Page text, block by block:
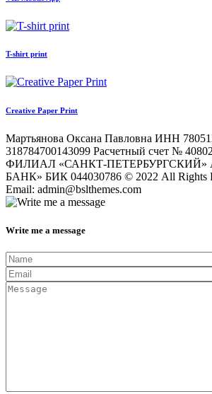
T-shirt print
Creative Paper Print
Мартьянова Оксана Павловна ИНН
318784700143099 Расчетный счет №
ФИЛИАЛ «САНКТ-ПЕТЕРБУРГСКИЙ»
БАНК» БИК 044030786 © 2022 All Rights
Email: admin@bslthemes.com
Write me a message